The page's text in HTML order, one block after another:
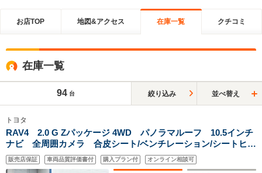
お店TOP 地図&アクセス 在庫一覧 クチコミ
在庫一覧
94 台 絞り込み 並べ替え
トヨタ
RAV4 2.0 G Zパッケージ 4WD パノラマルーフ 10.5インチ
ナビ 全周囲カメラ 合皮シート/ベンチレーション/シートヒー
ター デジタルミラー LEDヘッドライト パワーバックド
ア ダウンヒルアシスト BSM 禁煙車
販売店保証 車両品質評価書付 購入プラン付 オンライン相談可